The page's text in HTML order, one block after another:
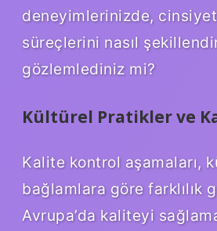
deneyimlerinizde,
süreçlerini nasıl
gözlemlediniz mi?
Kültürel Pratikler ve
Kalite kontrol aşamaları,
bağlamlara göre farklılık
Avrupa’da kaliteyi